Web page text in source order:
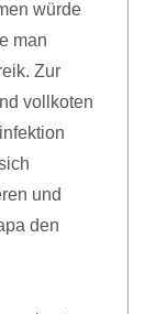
würde
man
Zur
vollkoten
und
den